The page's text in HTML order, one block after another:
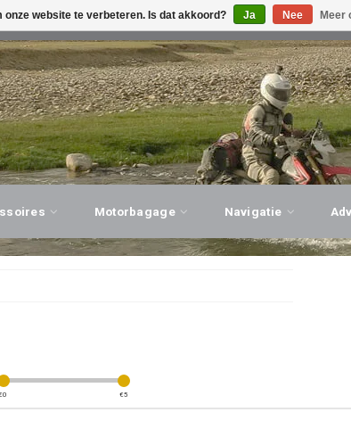
PERSOONLIJKE SERVICE! BEZOEK ONZE
Motorbagage Navigatie
0 €5
onze website te verbeteren. Is dat akkoord? Ja Nee Meer